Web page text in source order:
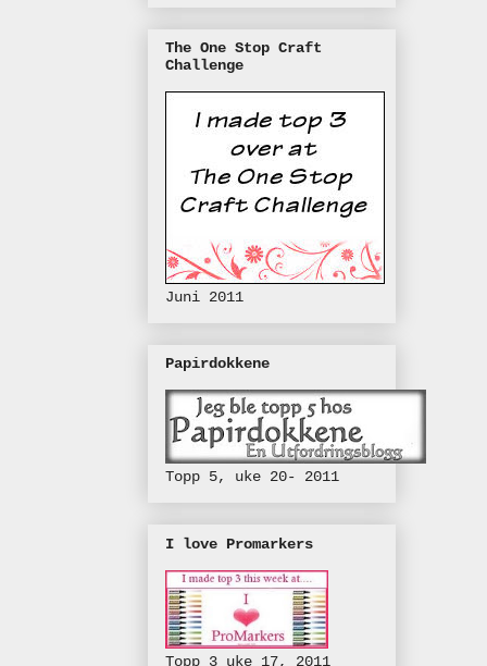
The One Stop Craft
Challenge
Juni 2011
Papirdokkene
Topp 5, uke 20- 2011
I love Promarkers
Topp 3 uke 17, 2011